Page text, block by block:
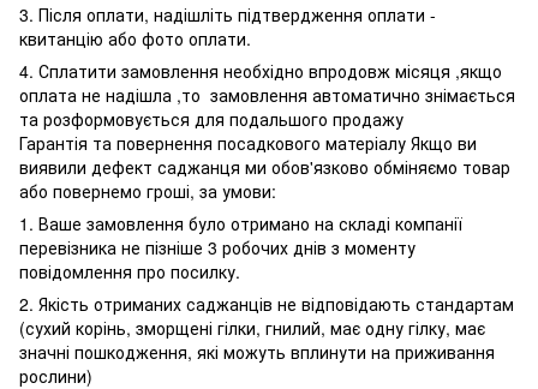
3. Після оплати, надішліть підтвердження оплати -
квитанцію або фото оплати.
4. Сплатити замовлення необхідно впродовж місяця ,якщо
оплата не надішла ,то замовлення автоматично знімається
та розформовується для подальшого продажу
Гарантія та повернення посадкового матеріалу Якщо ви
виявили дефект саджанця ми обов'язково обміняємо товар
або повернемо гроші, за умови:
1. Ваше замовлення було отримано на складі компанії
перевізника не пізніше 3 робочих днів з моменту
повідомлення про посилку.
2. Якість отриманих саджанців не відповідають стандартам
(сухий корінь, зморщені гілки, гнилий, має одну гілку, має
значні пошкодження, які можуть вплинути на приживання
рослини)